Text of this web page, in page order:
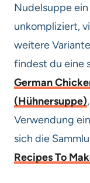
Nudelsuppe
unkompliziert,
weitere
findest du eine
German
(Hühnersuppe)
Verwendung
sich die
Recipes To